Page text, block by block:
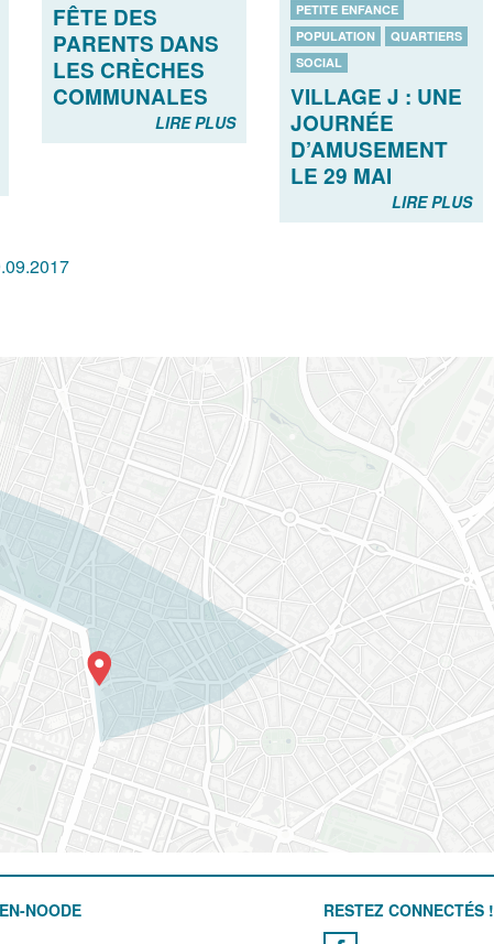
FÊTE DES
PARENTS DANS
LES CRÈCHES
COMMUNALES
LIRE PLUS
PETITE ENFANCE
POPULATION
QUARTIERS
SOCIAL
VILLAGE J : UNE
JOURNÉE
D’AMUSEMENT
LE 29 MAI
LIRE PLUS
NOODE
RESTEZ CONNECTÉS !